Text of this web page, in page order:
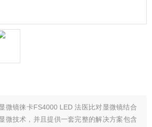
微镜徕卡FS4000 LED 法医比对显微镜结合
微技术，并且提供一套完整的解决方案包含